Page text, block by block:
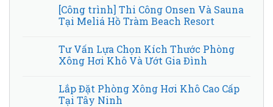
[Công trình] Thi Công Onsen Và Sauna
Tại Meliá Hồ Tràm Beach Resort
Tư Vấn Lựa Chọn Kích Thước Phòng
Xông Hơi Khô Và Ướt Gia Đình
Lắp Đặt Phòng Xông Hơi Khô Cao Cấp
Tại Tây Ninh